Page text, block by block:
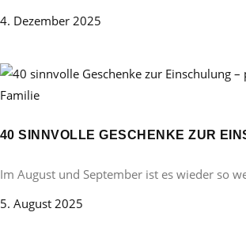
4. Dezember 2025
Familie
40 SINNVOLLE GESCHENKE ZUR
Im August und September ist es wieder so
5. August 2025